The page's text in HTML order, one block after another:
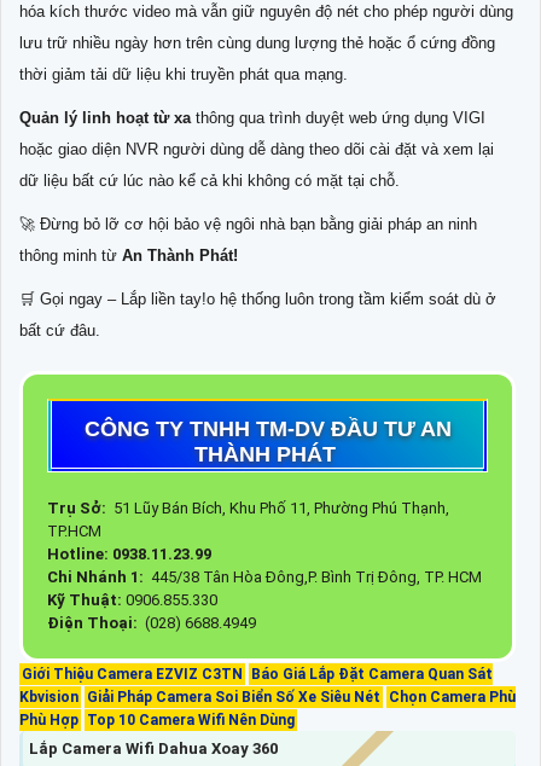
hóa kích thước video mà vẫn giữ nguyên độ nét cho phép người dùng
lưu trữ nhiều ngày hơn trên cùng dung lượng thẻ hoặc ổ cứng đồng
thời giảm tải dữ liệu khi truyền phát qua mạng.
Quản lý linh hoạt từ xathông qua trình duyệt web ứng dụng VIGI
hoặc giao diện NVR người dùng dễ dàng theo dõi cài đặt và xem lại
dữ liệu bất cứ lúc nào kể cả khi không có mặt tại chỗ.
🚀 Đừng bỏ lỡ cơ hội bảo vệ ngôi nhà bạn bằng giải pháp an ninh
thông minh từ An Thành Phát!
🛒 Gọi ngay – Lắp liền tay!o hệ thống luôn trong tầm kiểm soát dù ở
bất cứ đâu.
CÔNG TY TNHH TM-DV ĐẦU TƯ AN
THÀNH PHÁT
Trụ Sở: 51 Lũy Bán Bích, Khu Phố 11, Phường Phú Thạnh,
TP.HCM
Hotline: 0938.11.23.99
Chi Nhánh 1: 445/38 Tân Hòa Đông,P. Bình Trị Đông, TP. HCM
Kỹ Thuật: 0906.855.330
Điện Thoại: (028) 6688.4949
Giới Thiệu Camera EZVIZ C3TN
Báo Giá Lắp Đặt Camera Quan Sát
Kbvision Giải Pháp Camera Soi Biển Số Xe Siêu Nét
Chọn Camera Phù
Phù Hợp Top 10 Camera Wifi Nên Dùng
Lắp Camera Wifi Dahua Xoay 360